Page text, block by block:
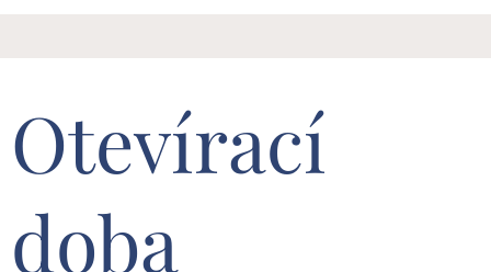
Otevírací
doba